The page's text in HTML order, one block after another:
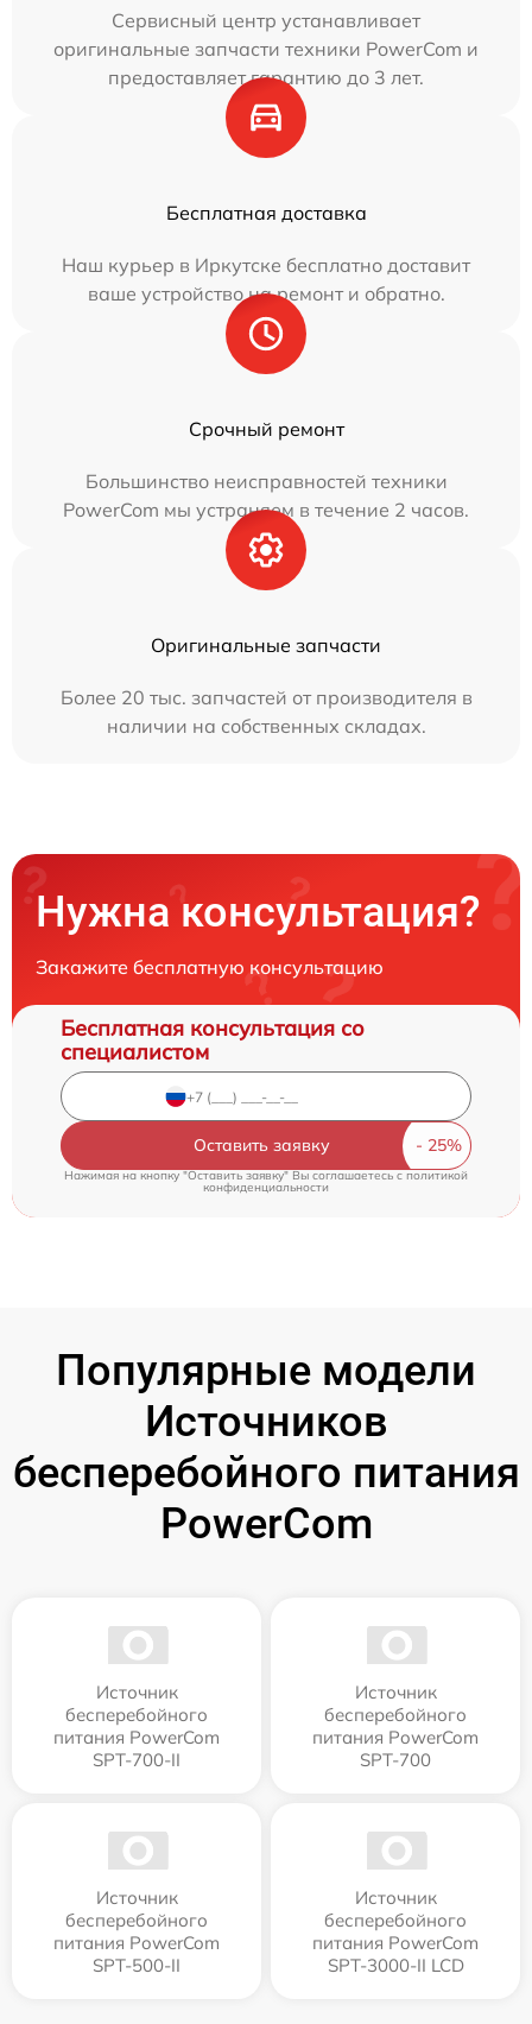
Сервисный центр устанавливает
оригинальные запчасти техники PowerCom и
предоставляет гарантию до 3 лет.
Бесплатная доставка
Наш курьер в Иркутске бесплатно доставит
ваше устройство на ремонт и обратно.
Срочный ремонт
Большинство неисправностей техники
PowerCom мы устраняем в течение 2 часов.
Оригинальные запчасти
Более 20 тыс. запчастей от производителя в
наличии на собственных складах.
Нужна консультация?
Закажите бесплатную консультацию
Бесплатная консультация со
специалистом
Оставить заявку
Нажимая на кнопку "Оставить заявку" Вы соглашаетесь cполитикой
конфиденциальности
Популярные модели
Источников
бесперебойного питания
PowerCom
Источник
бесперебойного
питания PowerCom
SPT-700-II
Источник
бесперебойного
питания PowerCom
SPT-700
Источник
бесперебойного
питания PowerCom
SPT-500-II
Источник
бесперебойного
питания PowerCom
SPT-3000-II LCD